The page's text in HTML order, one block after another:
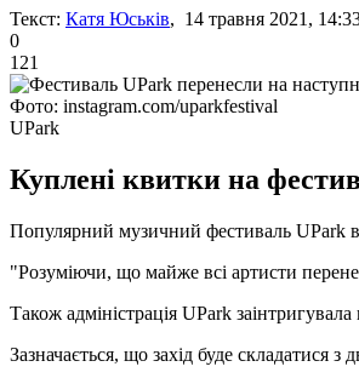
Текст: Катя Юськів, 14 травня 2021,
0
121
Фото: instagram.com/uparkfestival
UPark
Куплені квитки на
Популярний музичний фестиваль UPark в
"Розуміючи, що майже всі артисти
Також адміністрація UPark
Зазначається, що захід буде складатися